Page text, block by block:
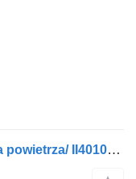
Temsa HD/Euro 6/Wkład osuszacza powietrza/ II40100F lufttorkare till buss